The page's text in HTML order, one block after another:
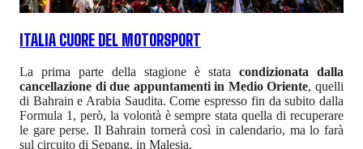
ITALIA CUORE DEL MOTORSPORT
La prima parte della stagione è stata condizionata dalla
cancellazione di due appuntamenti in Medio Oriente, quelli
di Bahrain e Arabia Saudita. Come espresso fin da subito dalla
Formula 1, però, la volontà è sempre stata quella di recuperare
le gare perse. Il Bahrain tornerà così in calendario, ma lo farà
sul circuito di Sepang, in Malesia.